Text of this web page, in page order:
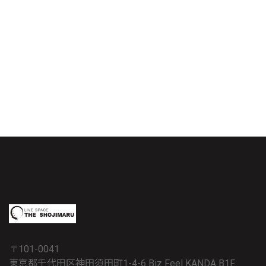
〒101-0041
東京都千代田区神田須田町1-4-6 Biz Feel KANDA B1F